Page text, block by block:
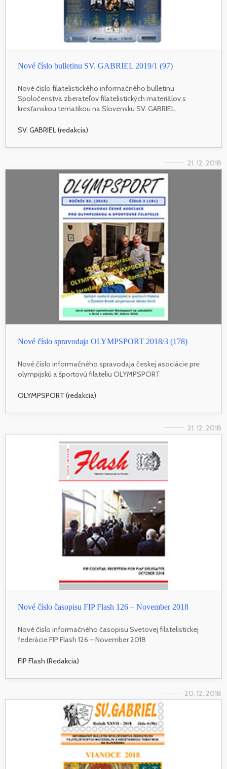
Nové číslo bulletinu SV. GABRIEL 2019/1 (97)
Nové číslo filatelistického informačného bulletinu
Spoločenstva zberateľov filatelistických materiálov s
kresťanskou tematikou na Slovensku SV. GABRIEL.
SV. GABRIEL (redakcia)
21. 12. 2018
Nové číslo spravodaja OLYMPSPORT 2018/3 (178)
Nové číslo informačného spravodaja českej asociácie pre
olympijskú a športovú filateliu OLYMPSPORT
OLYMPSPORT (redakcia)
21. 12. 2018
Nové číslo časopisu FIP Flash 126 – November 2018
Nové číslo informačného časopisu Svetovej filatelistickej
federácie FIP Flash 126 – November 2018
FIP Flash (Redakcia)
20. 12. 2018